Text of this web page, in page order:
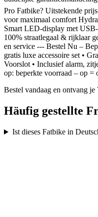
Pro Fatbike? Uitstekende
voor maximaal comfort
Smart LED-display met
100% straatlegaal & rijklaar
en service --- Bestel Nu –
gratis luxe accessoire set •
Voorslot • Inclusief alarm,
op: beperkte voorraad – op =
Bestel vandaag en ontvang
Häufig gestellte
Ist dieses Fatbike in